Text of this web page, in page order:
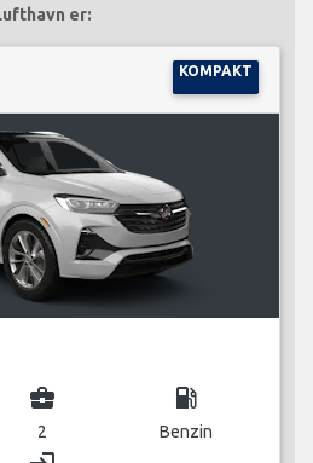
er:
KOMPAKT
business_center
2
local_gas_station
Benzin